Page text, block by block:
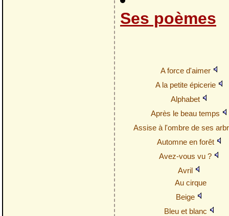
Ses poèmes
A force d'aimer
A la petite épicerie
Alphabet
Après le beau temps
Assise à l'ombre de ses
Automne en forêt
Avez-vous vu ?
Avril
Au cirque
Beige
Bleu et blanc